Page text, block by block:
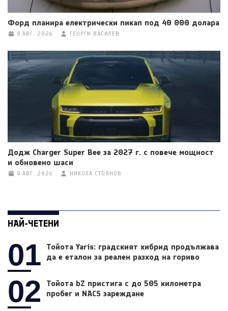
Форд планира електрически пикап под 40 000 долара
8 АВГ. 2026 ГЕОРГИ ВАСИЛЕВ
Додж Charger Super Bee за 2027 г. с повече мощност
и обновено шаси
8 АВГ. 2026 НИКОЛА СТОЯНОВ
НАЙ-ЧЕТЕНИ
01
Тойота Yaris: градският хибрид продължава
да е еталон за реален разход на гориво
02
Тойота bZ пристига с до 505 километра
пробег и NACS зареждане